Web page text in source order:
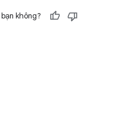
không?